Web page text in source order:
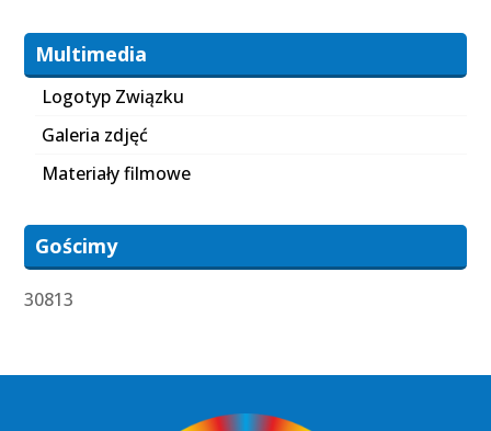
Multimedia
Logotyp Związku
Galeria zdjęć
Materiały filmowe
Gościmy
30813